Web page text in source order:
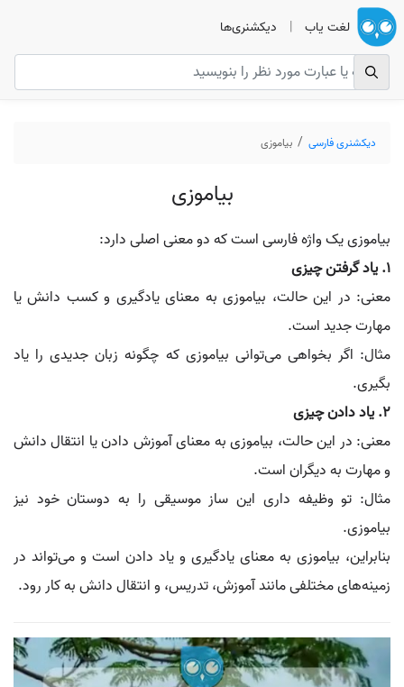
لغت یاب | دیکشنری‌ها
دیکشنری فارسی بیاموزی
بیاموزی
بیاموزی یک واژه فارسی است که دو معنی اصلی دارد:
1. یاد گرفتن چیزی
معنی: در این حالت، بیاموزی به معنای یادگیری و کسب دانش یا
مهارت جدید است.
مثال: اگر بخواهی می‌توانی بیاموزی که چگونه زبان جدیدی را یاد
بگیری.
2. یاد دادن چیزی
معنی: در این حالت، بیاموزی به معنای آموزش دادن یا انتقال دانش
و مهارت به دیگران است.
مثال: تو وظیفه داری این ساز موسیقی را به دوستان خود نیز
بیاموزی.
بنابراین، بیاموزی به معنای یادگیری و یاد دادن است و می‌تواند در
زمینه‌های مختلفی مانند آموزش، تدریس، و انتقال دانش به کار رود.